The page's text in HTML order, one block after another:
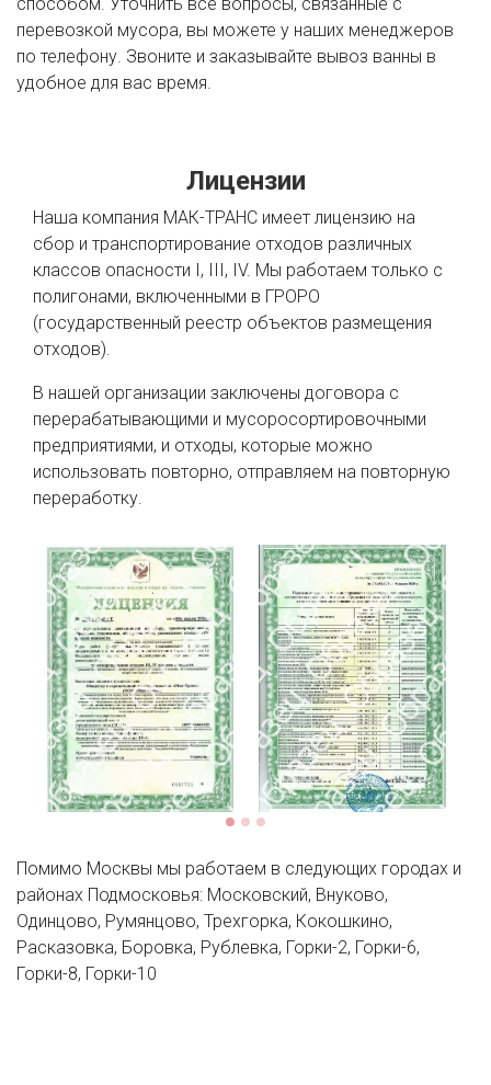
перевозкой мусора, вы можете у наших менеджеров
по телефону. Звоните и заказывайте вывоз ванны в
удобное для вас время.
Лицензии
Наша компания МАК-ТРАНС имеет лицензию на
сбор и транспортирование отходов различных
классов опасности I, III, IV. Мы работаем только с
полигонами, включенными в ГРОРО
(государственный реестр объектов размещения
отходов).
В нашей организации заключены договора с
перерабатывающими и мусоросортировочными
предприятиями, и отходы, которые можно
использовать повторно, отправляем на повторную
переработку.
Помимо Москвы мы работаем в следующих городах и
районах Подмосковья: Московский, Внуково,
Одинцово, Румянцово, Трехгорка, Кокошкино,
Расказовка, Боровка, Рублевка, Горки-2, Горки-6,
Горки-8, Горки-10